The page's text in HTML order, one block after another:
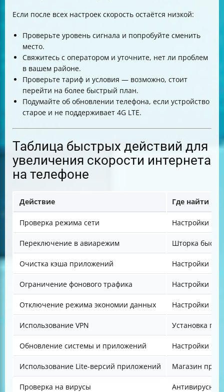
Если после всех настроек скорость остаётся низкой:
Проверьте уровень сигнала и попробуйте сменить
место.
Свяжитесь с оператором и уточните, нет ли проблем
в вашем районе.
Проверьте тариф и условия — возможно, стоит
перейти на более быстрый план.
Подумайте об обновлении телефона, если устройство
старое и не поддерживает 4G LTE.
Таблица быстрых действий для
увеличения скорости интернета
на телефоне
Действие Где найти
Проверка режима сети Настройки →
Переключение в авиарежим Шторка
Очистка кэша приложений Настройки →
Ограничение фонового трафика Настройки →
Отключение режима экономии данных Настройки →
Использование VPN Установка
Обновление системы и приложений Настройки →
Использование Lite-версий приложений Магазин
Проверка на вирусы